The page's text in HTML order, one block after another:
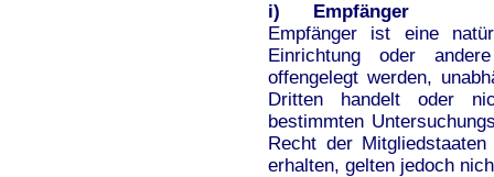
i) Empfänger
Empfänger ist eine
Einrichtung oder
offengelegt werden,
Dritten handelt oder
bestimmten
Recht der Mitgliedstaaten
erhalten, gelten jedoch